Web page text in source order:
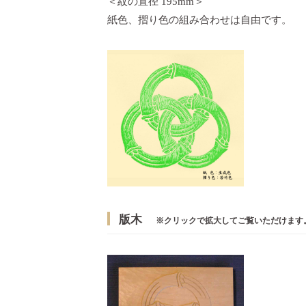
紙色、摺り色の組み合わせは自由です。
版木 ※クリックで拡大してご覧いただけます